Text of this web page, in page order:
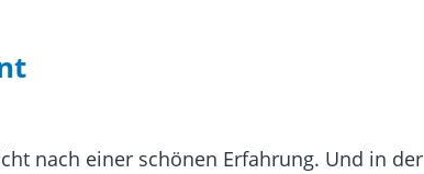
nach einer schönen Erfahrung. Und in der